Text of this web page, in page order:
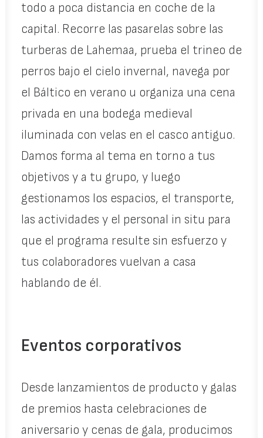
todo a poca distancia en coche de la
capital. Recorre las pasarelas sobre las
turberas de Lahemaa, prueba el trineo de
perros bajo el cielo invernal, navega por
el Báltico en verano u organiza una cena
privada en una bodega medieval
iluminada con velas en el casco antiguo.
Damos forma al tema en torno a tus
objetivos y a tu grupo, y luego
gestionamos los espacios, el transporte,
las actividades y el personal in situ para
que el programa resulte sin esfuerzo y
tus colaboradores vuelvan a casa
hablando de él.
Eventos corporativos
Desde lanzamientos de producto y galas
de premios hasta celebraciones de
aniversario y cenas de gala, producimos